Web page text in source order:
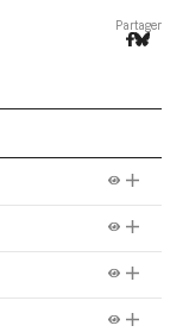
Partager